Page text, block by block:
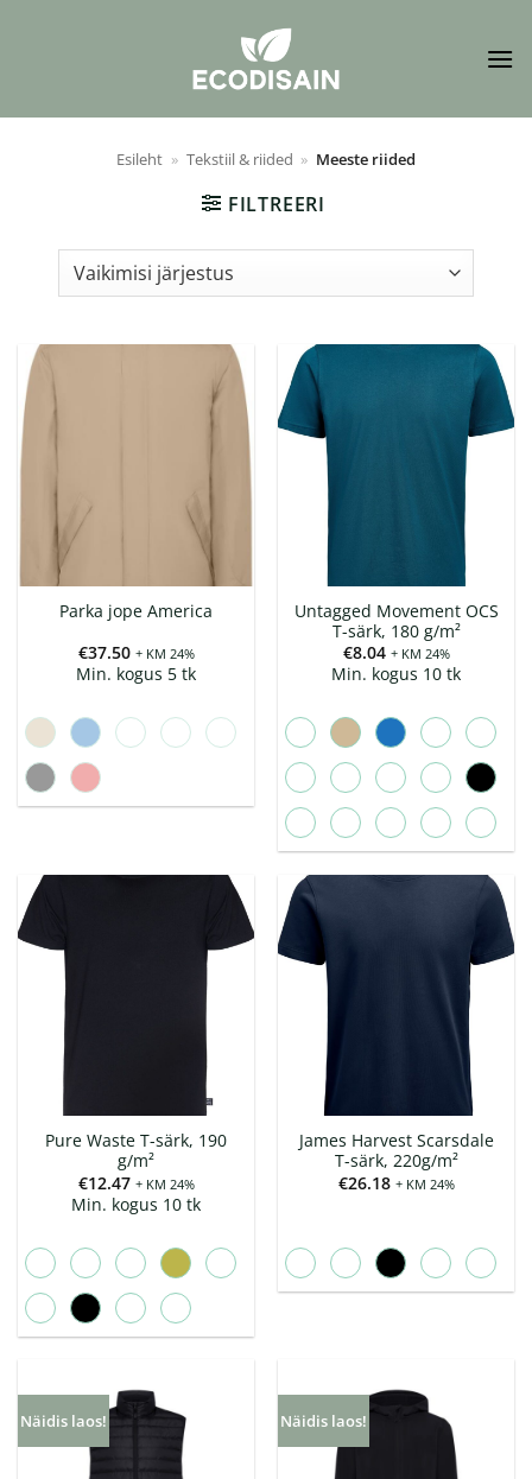
Esileht » Tekstiil & riided » Meeste riided
FILTREERI
Parka jope America
€37.50 + KM 24%
Min. kogus 5 tk
Untagged Movement OCS
T-särk, 180 g/m²
€8.04 + KM 24%
Min. kogus 10 tk
Pure Waste T-särk, 190
g/m²
€12.47 + KM 24%
Min. kogus 10 tk
James Harvest Scarsdale
T-särk, 220g/m²
€26.18 + KM 24%
Näidis laos! Näidis laos!